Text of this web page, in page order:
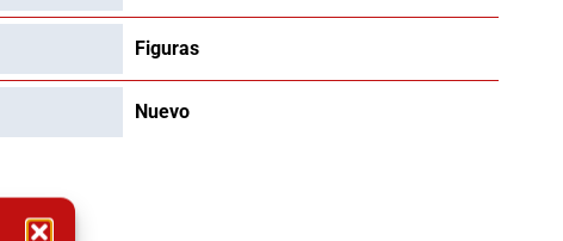
Figuras
Nuevo